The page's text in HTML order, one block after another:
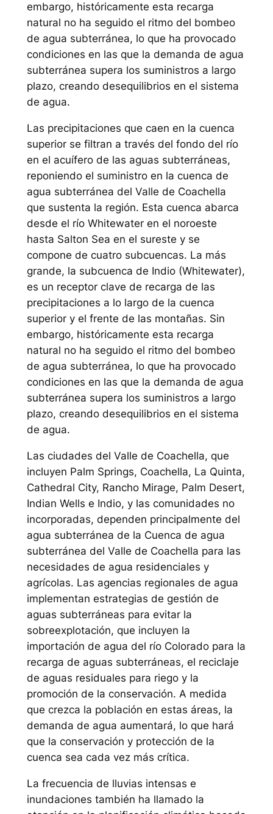
embargo, históricamente esta recarga
natural no ha seguido el ritmo del bombeo
de agua subterránea, lo que ha provocado
condiciones en las que la demanda de agua
subterránea supera los suministros a largo
plazo, creando desequilibrios en el sistema
de agua.
Las precipitaciones que caen en la cuenca
superior se filtran a través del fondo del río
en el acuífero de las aguas subterráneas,
reponiendo el suministro en la cuenca de
agua subterránea del Valle de Coachella
que sustenta la región. Esta cuenca abarca
desde el río Whitewater en el noroeste
hasta Salton Sea en el sureste y se
compone de cuatro subcuencas. La más
grande, la subcuenca de Indio (Whitewater),
es un receptor clave de recarga de las
precipitaciones a lo largo de la cuenca
superior y el frente de las montañas. Sin
embargo, históricamente esta recarga
natural no ha seguido el ritmo del bombeo
de agua subterránea, lo que ha provocado
condiciones en las que la demanda de agua
subterránea supera los suministros a largo
plazo, creando desequilibrios en el sistema
de agua.
Las ciudades del Valle de Coachella, que
incluyen Palm Springs, Coachella, La Quinta,
Cathedral City, Rancho Mirage, Palm Desert,
Indian Wells e Indio, y las comunidades no
incorporadas, dependen principalmente del
agua subterránea de la Cuenca de agua
subterránea del Valle de Coachella para las
necesidades de agua residenciales y
agrícolas. Las agencias regionales de agua
implementan estrategias de gestión de
aguas subterráneas para evitar la
sobreexplotación, que incluyen la
importación de agua del río Colorado para la
recarga de aguas subterráneas, el reciclaje
de aguas residuales para riego y la
promoción de la conservación. A medida
que crezca la población en estas áreas, la
demanda de agua aumentará, lo que hará
que la conservación y protección de la
cuenca sea cada vez más crítica.
La frecuencia de lluvias intensas e
inundaciones también ha llamado la